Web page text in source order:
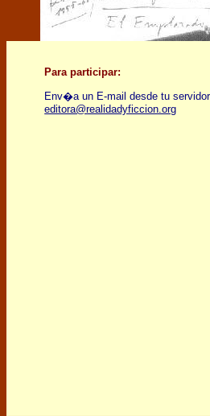
Para participar:
Env�a un E-maildesde tu
editora@realidadyficcion.org